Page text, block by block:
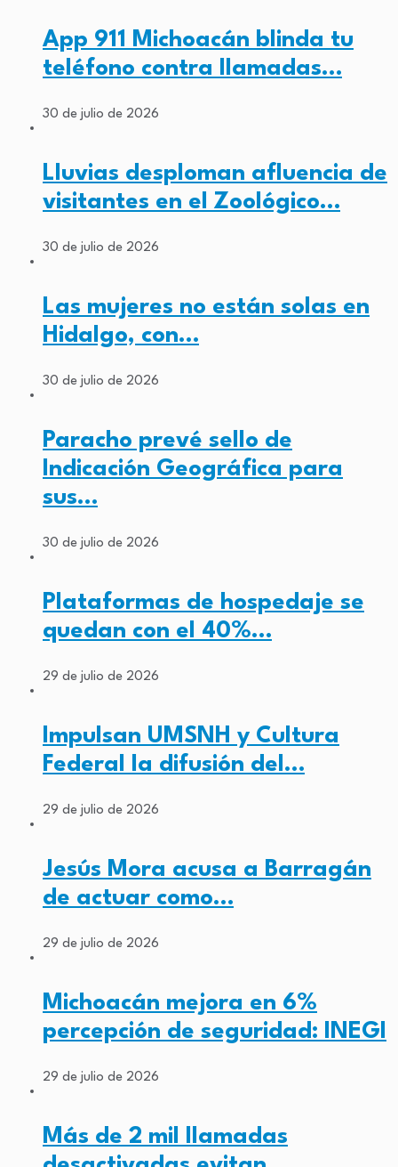
App 911 Michoacán blinda tu
teléfono contra llamadas…
30 de julio de 2026
Lluvias desploman afluencia de
visitantes en el Zoológico…
30 de julio de 2026
Las mujeres no están solas en
Hidalgo, con…
30 de julio de 2026
Paracho prevé sello de
Indicación Geográfica para
sus…
30 de julio de 2026
Plataformas de hospedaje se
quedan con el 40%…
29 de julio de 2026
Impulsan UMSNH y Cultura
Federal la difusión del…
29 de julio de 2026
Jesús Mora acusa a Barragán
de actuar como…
29 de julio de 2026
Michoacán mejora en 6%
percepción de seguridad: INEGI
29 de julio de 2026
Más de 2 mil llamadas